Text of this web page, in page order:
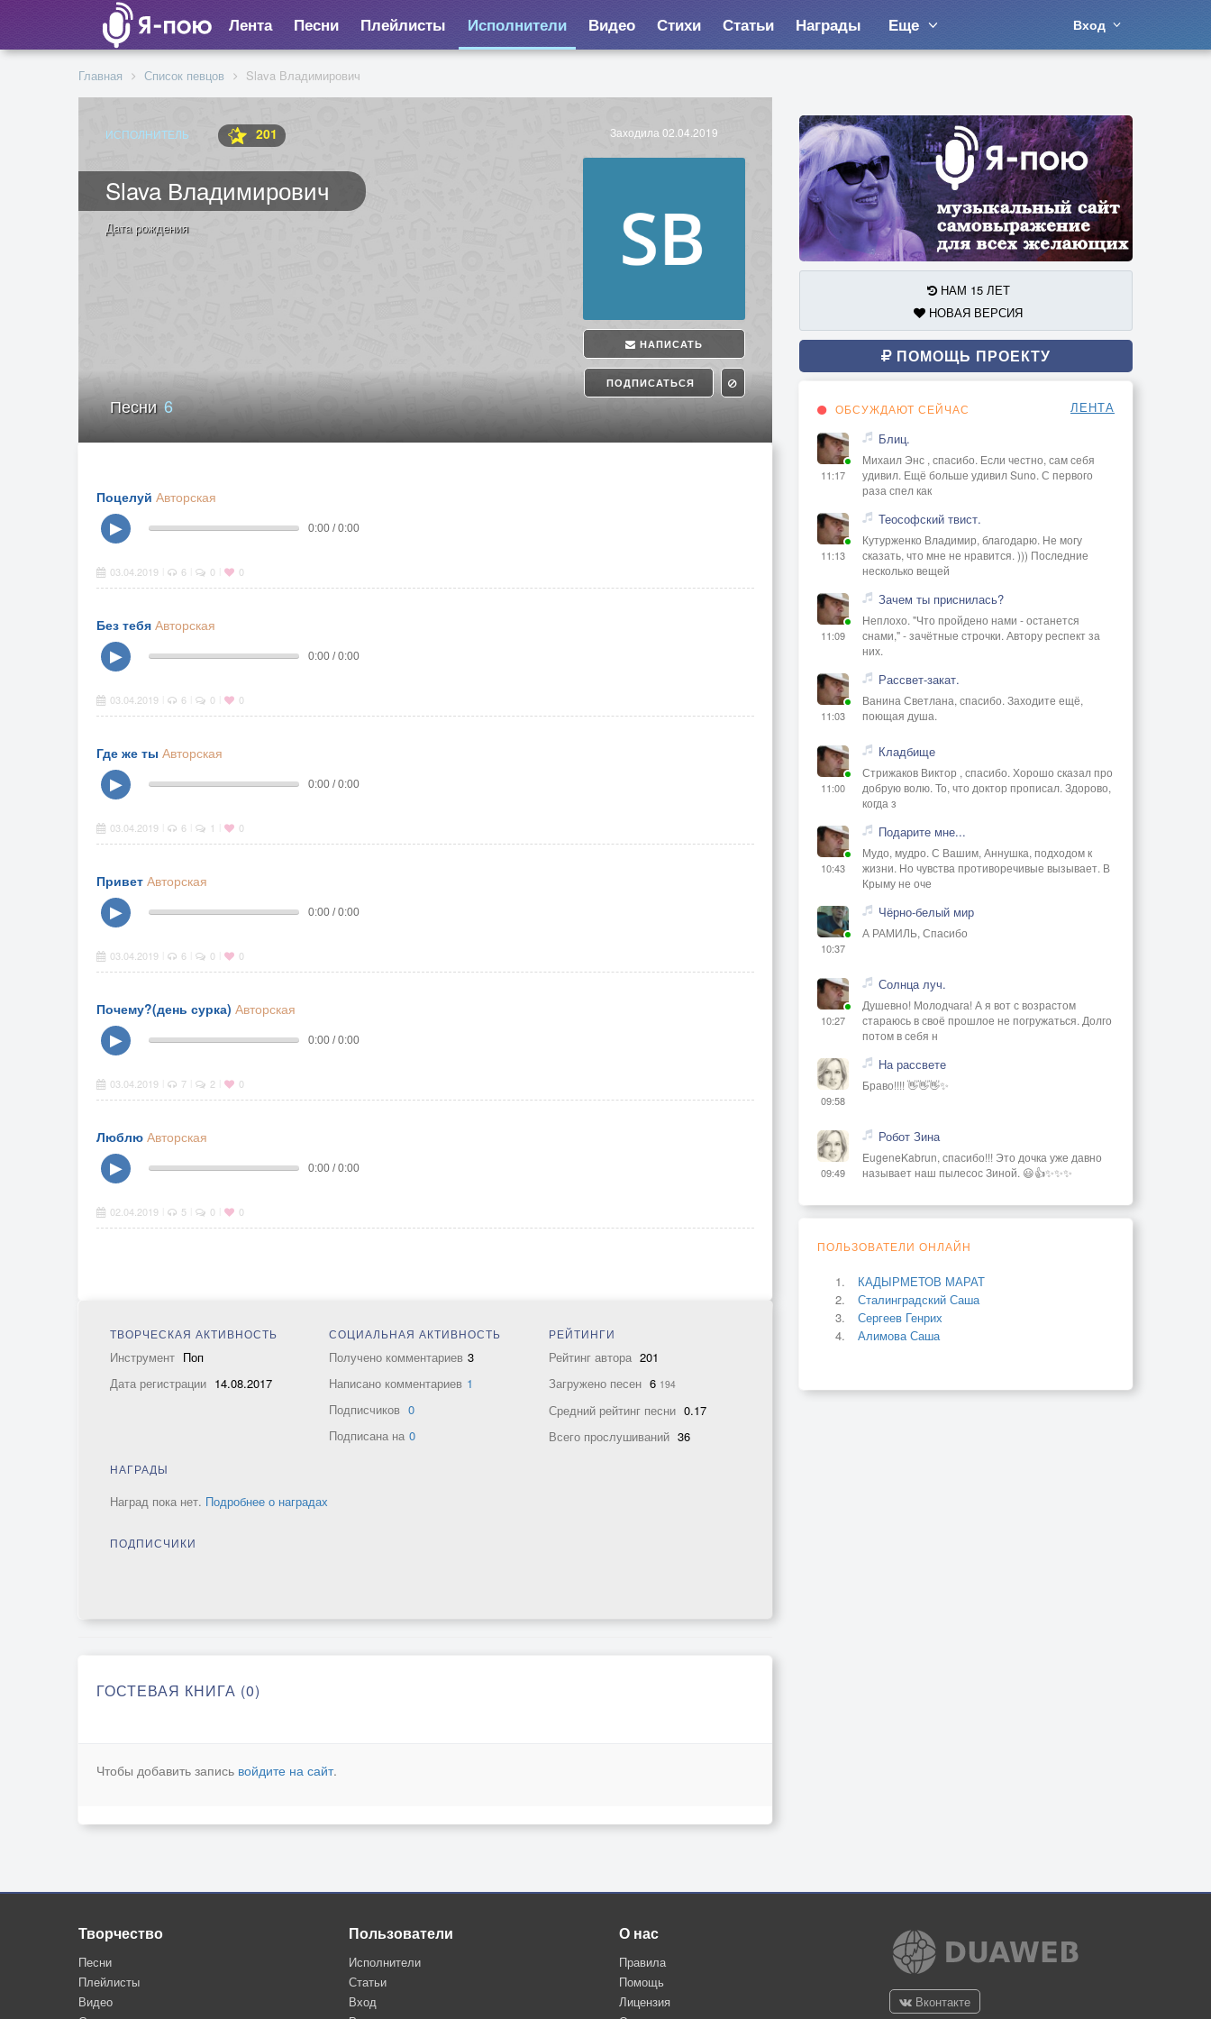
Лента Песни Плейлисты Исполнители Видео Стихи Статьи Награды Еще Вход
Главная Список певцов Slava Владимирович
ИСПОЛНИТЕЛЬ 201
Slava Владимирович
Заходила 02.04.2019
НАПИСАТЬ
ПОДПИСАТЬСЯ
Дата рождения
Песни6
Поцелуй Авторская
▶
0:00 / 0:00
03.04.2019 6 0 0
Без тебя Авторская
▶
0:00 / 0:00
03.04.2019 6 0 0
Где же ты Авторская
▶
0:00 / 0:00
03.04.2019 6 1 0
Привет Авторская
▶
0:00 / 0:00
03.04.2019 6 0 0
Почему?(день сурка) Авторская
▶
0:00 / 0:00
03.04.2019 7 2 0
Люблю Авторская
▶
0:00 / 0:00
02.04.2019 5 0 0
ТВОРЧЕСКАЯ АКТИВНОСТЬ
Инструмент Поп
Дата регистрации 14.08.2017
СОЦИАЛЬНАЯ АКТИВНОСТЬ
Получено комментариев 3
Написано комментариев 1
Подписчиков 0
Подписана на 0
РЕЙТИНГИ
Рейтинг автора 201
Загружено песен 6 194
Средний рейтинг песни 0.17
Всего прослушиваний 36
НАГРАДЫ
Наград пока нет. Подробнее о наградах
ПОДПИСЧИКИ
ГОСТЕВАЯ КНИГА (0)
Чтобы добавить запись войдите на сайт.
НАМ 15 ЛЕТ
НОВАЯ ВЕРСИЯ
ПОМОЩЬ ПРОЕКТУ
ОБСУЖДАЮТ СЕЙЧАС ЛЕНТА
11:17
Блиц.
Михаил Энс , спасибо. Если честно, сам себя
удивил. Ещё больше удивил Suno. С первого
раза спел как
11:13
Теософский твист.
Кутурженко Владимир, благодарю. Не могу
сказать, что мне не нравится. ))) Последние
несколько вещей
11:09
Зачем ты приснилась?
Неплохо. "Что пройдено нами - останется
снами," - зачётные строчки. Автору респект за
них.
11:03
Рассвет-закат.
Ванина Светлана, спасибо. Заходите ещё,
поющая душа.
11:00
Кладбище
Стрижаков Виктор , спасибо. Хорошо сказал про
добрую волю. То, что доктор прописал. Здорово,
когда з
10:43
Подарите мне...
Мудо, мудро. С Вашим, Аннушка, подходом к
жизни. Но чувства противоречивые вызывает. В
Крыму не оче
10:37
Чёрно-белый мир
А РАМИЛЬ, Спасибо
10:27
Солнца луч.
Душевно! Молодчага! А я вот с возрастом
стараюсь в своё прошлое не погружаться. Долго
потом в себя н
09:58
На рассвете
Браво!!!! 👋👋👋✨
09:49
Робот Зина
EugeneKabrun, спасибо!!! Это дочка уже давно
называет наш пылесос Зиной. 😃👍✨✨✨
ПОЛЬЗОВАТЕЛИ ОНЛАЙН
КАДЫРМЕТОВ МАРАТ
Сталинградский Саша
Сергеев Генрих
Алимова Саша
Творчество
Песни
Плейлисты
Видео
Пользователи
Исполнители
Статьи
Вход
О нас
Правила
Помощь
Лицензия
Вконтакте